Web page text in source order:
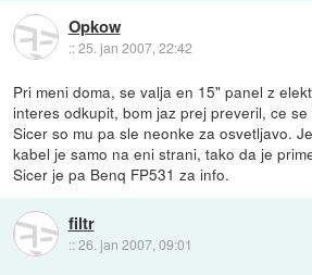
Opkow
::25. jan 2007, 22:42
Pri meni doma, se valja en 15" panel z
interes odkupit, bom jaz prej preveril, ce
Sicer so mu pa sle neonke za osvetljavo.
kabel je samo na eni strani, tako da je
Sicer je pa Benq FP531 za info.
filtr
::26. jan 2007, 09:01